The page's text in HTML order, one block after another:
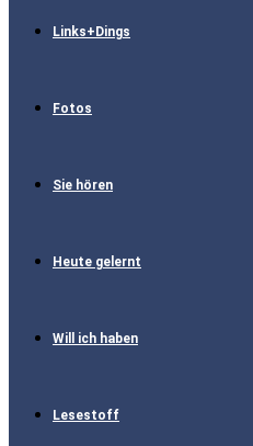
Links+Dings
Fotos
Sie hören
Heute gelernt
Will ich haben
Lesestoff